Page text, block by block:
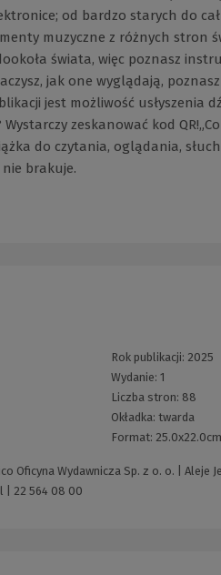
od bardzo starych do
muzyczne z różnych stron
świata, więc poznasz
jak one wyglądają,
jest możliwość usłyszenia
zeskanować kod
do czytania, oglądania,
brakuje.
Rok publikacji: 2025
Wydanie:1
Liczba stron: 88
Okładka:twarda
Format: 25.0x22.0cm
Oficyna Wydawnicza Sp. z o. o. |
22 564 08 00